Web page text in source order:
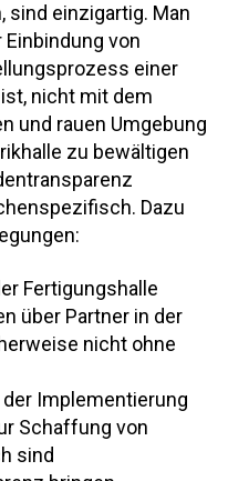
sind einzigartig. Man
Einbindung von
einer
nicht mit dem
und rauen Umgebung
zu bewältigen
Dazu
Fertigungshalle
über Partner in der
nicht ohne
Implementierung
Schaffung von
sind